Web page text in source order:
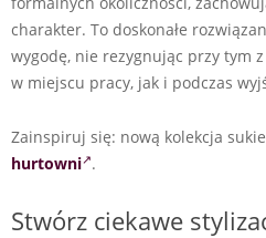
charakter. To doskonałe
wygodę, nie rezygnując przy tym
w miejscu pracy, jak i podczas
Zainspiruj się: nową kolekcja
hurtowni .
Stwórz ciekawe